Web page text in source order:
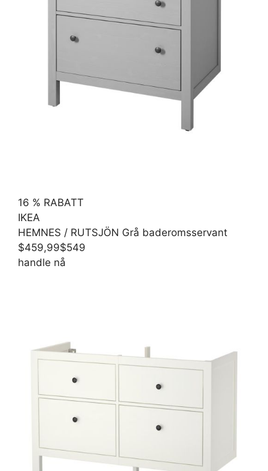
16 % RABATT
IKEA
HEMNES / RUTSJÖN Grå baderomsservant
$459,99$549
handle nå